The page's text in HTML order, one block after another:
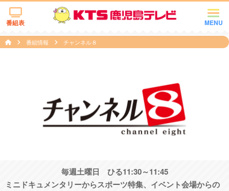
MENU
番組表
番組情報 チャンネル８
毎週土曜日 ひる11:30～11:45
ミニドキュメンタリーからスポーツ特集、イベント会場からの